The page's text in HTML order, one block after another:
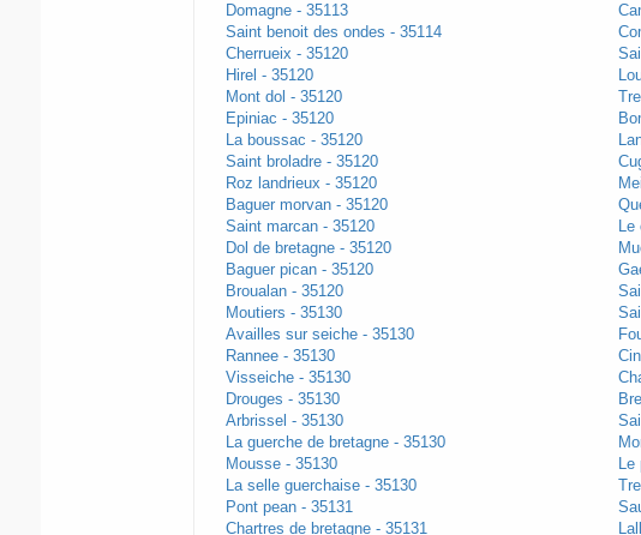
Domagne - 35113
Saint benoit des ondes - 35114
Cherrueix - 35120
Hirel - 35120
Mont dol - 35120
Epiniac - 35120
La boussac - 35120
Saint broladre - 35120
Roz landrieux - 35120
Baguer morvan - 35120
Saint marcan - 35120
Dol de bretagne - 35120
Baguer pican - 35120
Broualan - 35120
Moutiers - 35130
Availles sur seiche - 35130
Rannee - 35130
Visseiche - 35130
Drouges - 35130
Arbrissel - 35130
La guerche de bretagne - 35130
Mousse - 35130
La selle guerchaise - 35130
Pont pean - 35131
Chartres de bretagne - 35131
Le
Le